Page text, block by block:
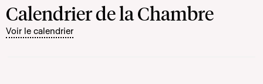
Calendrier de la Chambre
Voir le calendrier